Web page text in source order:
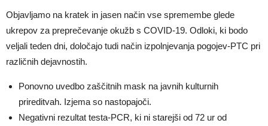
Objavljamo na kratek in jasen način vse spremembe glede
ukrepov za preprečevanje okužb s COVID-19. Odloki, ki bodo
veljali teden dni, določajo tudi način izpolnjevanja pogojev-PTC pri
različnih dejavnostih.
Ponovno uvedbo zaščitnih mask na javnih kulturnih
prireditvah. Izjema so nastopajoči.
Negativni rezultat testa-PCR, ki ni starejši od 72 ur od